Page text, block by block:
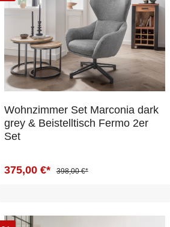
Wohnzimmer Set Marconia dark
grey & Beistelltisch Fermo 2er
Set
375,00 €* 398,00 €*